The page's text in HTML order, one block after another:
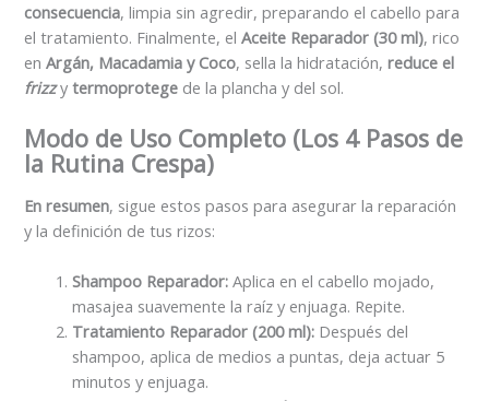
consecuencia, limpia sin agredir, preparando el cabello para
el tratamiento. Finalmente, elAceite Reparador (30 ml), rico
enArgán, Macadamia y Coco, sella la hidratación,reduce el
frizzytermoprotege de la plancha y del sol.
Modo de Uso Completo (Los 4 Pasos de
la Rutina Crespa)
En resumen, sigue estos pasos para asegurar la reparación
y la definición de tus rizos:
Shampoo Reparador: Aplica en el cabello mojado,
masajea suavemente la raíz y enjuaga. Repite.
Tratamiento Reparador (200 ml): Después del
shampoo, aplica de medios a puntas, deja actuar 5
minutos y enjuaga.